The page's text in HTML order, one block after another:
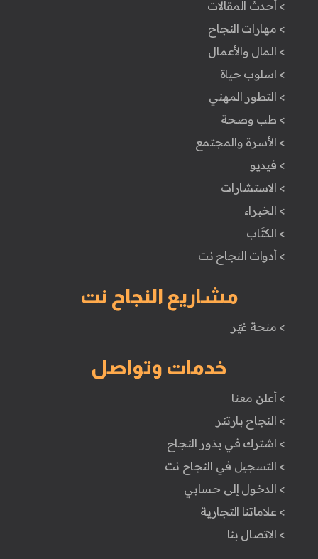
> أحدث المقالات
> مهارات النجاح
> المال والأعمال
> اسلوب حياة
> التطور المهني
> طب وصحة
> الأسرة والمجتمع
> فيديو
> الاستشارات
> الخبراء
> الكتَاب
> أدوات النجاح نت
مشاريع النجاح نت
> منحة غيّر
خدمات وتواصل
> أعلن معنا
> النجاح بارتنر
> اشترك في بذور النجاح
> التسجيل في النجاح نت
> الدخول إلى حسابي
> علاماتنا التجارية
> الاتصال بنا